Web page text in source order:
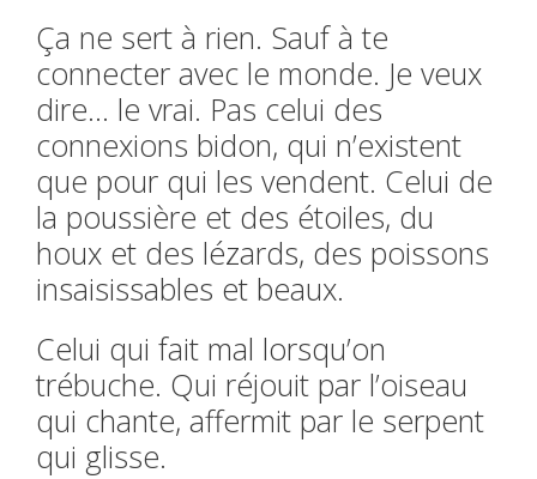
Ça ne sert à rien. Sauf à te
connecter avec le monde. Je veux
dire… le vrai. Pas celui des
connexions bidon, qui n’existent
que pour qui les vendent. Celui de
la poussière et des étoiles, du
houx et des lézards, des poissons
insaisissables et beaux.
Celui qui fait mal lorsqu’on
trébuche. Qui réjouit par l’oiseau
qui chante, affermit par le serpent
qui glisse.